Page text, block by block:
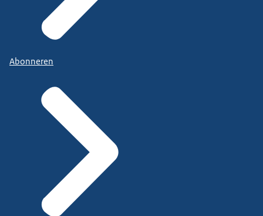
Abonneren